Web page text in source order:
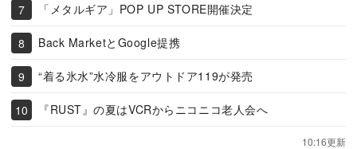
「メタルギア」POP UP STORE開催決定
Back MarketとGoogle提携
“着る氷水”水冷服をアウトドア119が発売
『RUST』の夏はVCRからニコニコ老人会へ
10:16更新